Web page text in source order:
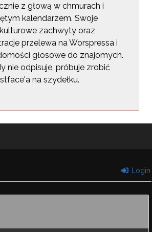
z głową w chmurach i
kalendarzem. Swoje
zachwyty oraz
przelewa na Worspressa i
głosowe do znajomych.
nie odpisuje, próbuje zrobić
na szydełku.
Login